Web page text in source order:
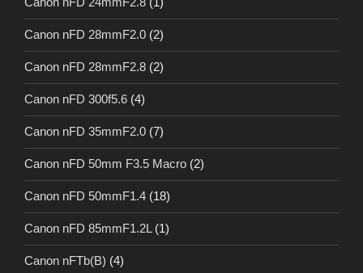
Canon nFD 28mmF2.0 (2)
Canon nFD 28mmF2.8 (2)
Canon nFD 300f5.6 (4)
Canon nFD 35mmF2.0 (7)
Canon nFD 50mm F3.5 Macro (2)
Canon nFD 50mmF1.4 (18)
Canon nFD 85mmF1.2L(1)
Canon nFTb(B) (4)